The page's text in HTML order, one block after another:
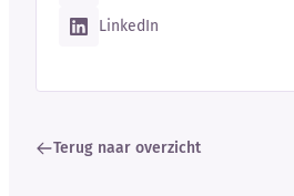
LinkedIn
Terug naar overzicht